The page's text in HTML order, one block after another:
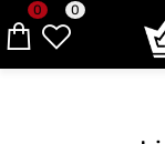
0 0